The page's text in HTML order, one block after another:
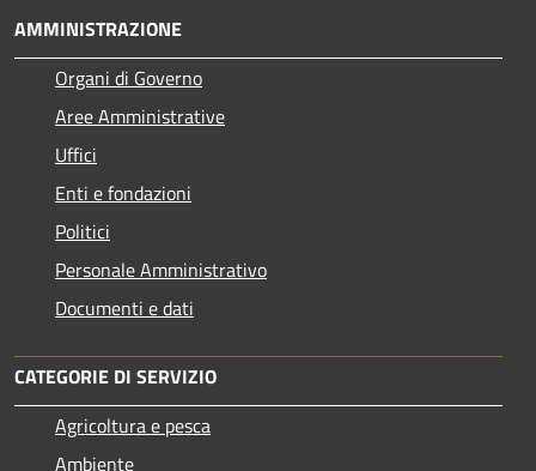
AMMINISTRAZIONE
Organi di Governo
Aree Amministrative
Uffici
Enti e fondazioni
Politici
Personale Amministrativo
Documenti e dati
CATEGORIE DI SERVIZIO
Agricoltura e pesca
Ambiente